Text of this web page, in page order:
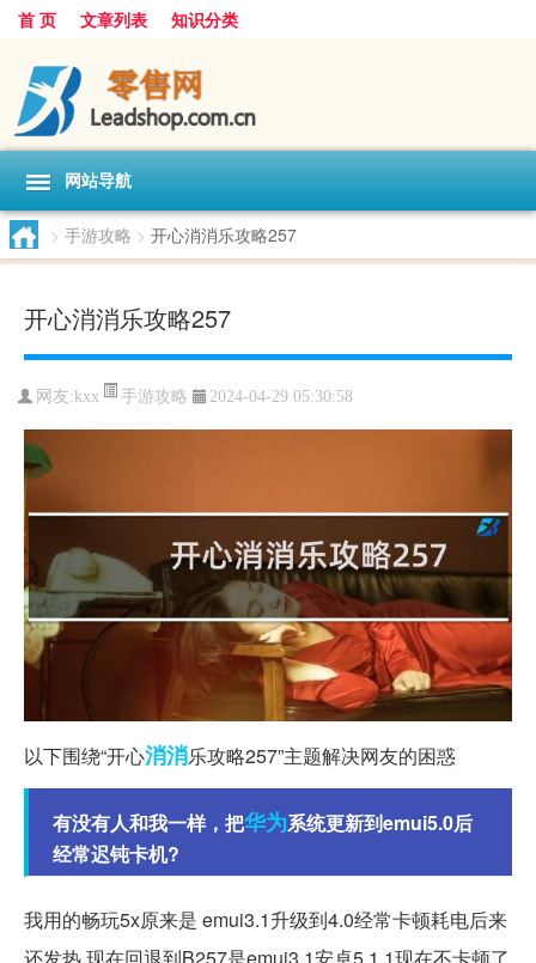
首 页 文章列表 知识分类
网站导航
> 手游攻略 > 开心消消乐攻略257
开心消消乐攻略257
网友:kxx 手游攻略 2024-04-29 05:30:58
以下围绕“开心消消乐攻略257”主题解决网友的困惑
有没有人和我一样，把华为系统更新到emui5.0后
经常迟钝卡机?
我用的畅玩5x原来是 emui3.1升级到4.0经常卡顿耗电后来